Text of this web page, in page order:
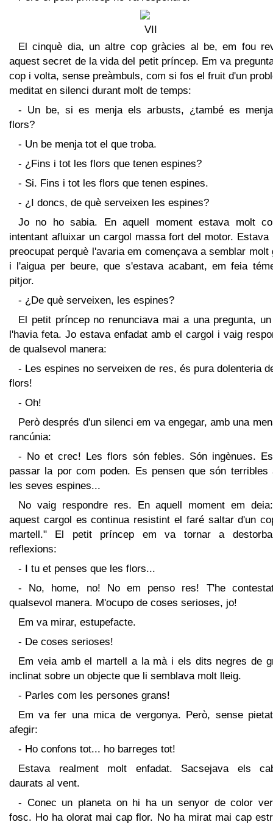
El cinquè dia, un altre cop gràcies al be, em fou
aquest secret de la vida del petit príncep. Em va
cop i volta, sense preàmbuls, com si fos el fruit d'un
meditat en silenci durant molt de temps:
- Un be, si es menja els arbusts, ¿també es
flors?
- Un be menja tot el que troba.
- ¿Fins i tot les flors que tenen espines?
- Si. Fins i tot les flors que tenen espines.
- ¿I doncs, de què serveixen les espines?
Jo no ho sabia. En aquell moment estava molt
intentant afluixar un cargol massa fort del motor. Estava
preocupat perquè l'avaria em començava a semblar molt
i l'aigua per beure, que s'estava acabant, em feia
pitjor.
- ¿De què serveixen, les espines?
El petit príncep no renunciava mai a una pregunta,
l'havia feta. Jo estava enfadat amb el cargol i vaig
de qualsevol manera:
- Les espines no serveixen de res, és pura dolenteria
flors!
- Oh!
Però després d'un silenci em va engegar, amb una
rancúnia:
- No et crec! Les flors són febles. Són ingènues.
passar la por com poden. Es pensen que són terribles
les seves espines...
No vaig respondre res. En aquell moment em
aquest cargol es continua resistint el faré saltar d'un
martell." El petit príncep em va tornar a
reflexions:
- I tu et penses que les flors...
- No, home, no! No em penso res! T'he
qualsevol manera. M'ocupo de coses serioses, jo!
Em va mirar, estupefacte.
- De coses serioses!
Em veia amb el martell a la mà i els dits negres de
inclinat sobre un objecte que li semblava molt lleig.
- Parles com les persones grans!
Em va fer una mica de vergonya. Però, sense
afegir:
- Ho confons tot... ho barreges tot!
Estava realment molt enfadat. Sacsejava els
daurats al vent.
- Conec un planeta on hi ha un senyor de color
fosc. Ho ha olorat mai cap flor. No ha mirat mai cap